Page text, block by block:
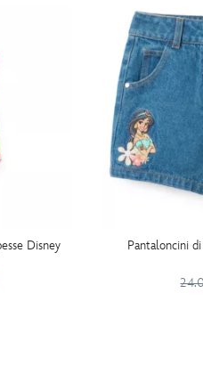
Disney Pantaloncini